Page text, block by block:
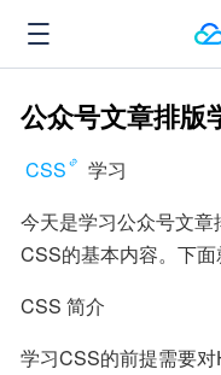
公众号文章排版
CSS
学习
今天是学习公众号文
CSS的基本内容。下面
CSS 简介
学习CSS的前提需要